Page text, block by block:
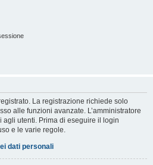
La registrazione richiede solo
alle funzioni avanzate. L’amministratore
utenti. Prima di eseguire il login
e le varie regole.
dati personali